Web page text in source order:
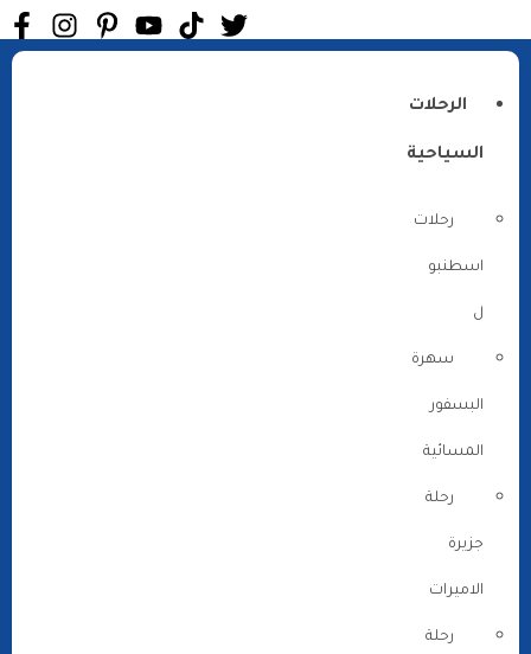
الرحلات
السياحية
رحلات
اسطنبو
ل
سهرة
البسفور
المسائية
رحلة
جزيرة
الاميرات
رحلة